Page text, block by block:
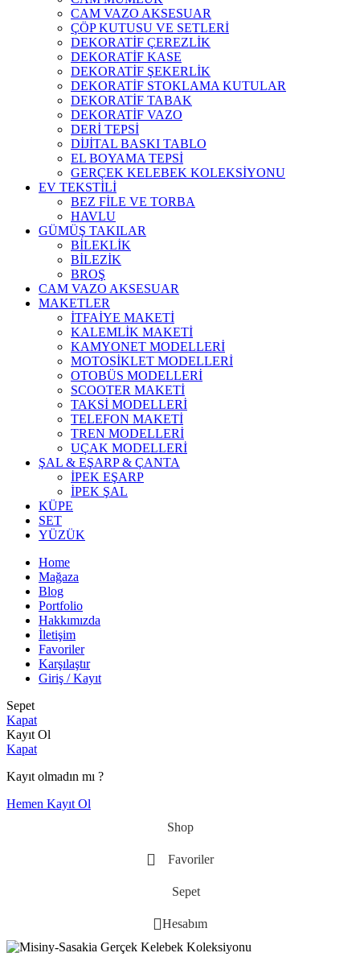
CAM VAZO AKSESUAR
ÇÖP KUTUSU VE SETLERİ
DEKORATİF ÇEREZLİK
DEKORATİF KASE
DEKORATİF ŞEKERLİK
DEKORATİF STOKLAMA KUTULAR
DEKORATİF TABAK
DEKORATİF VAZO
DERİ TEPSİ
DİJİTAL BASKI TABLO
EL BOYAMA TEPSİ
GERÇEK KELEBEK KOLEKSİYONU
EV TEKSTİLİ
BEZ FİLE VE TORBA
HAVLU
GÜMÜŞ TAKILAR
BİLEKLİK
BİLEZİK
BROŞ
CAM VAZO AKSESUAR
MAKETLER
İTFAİYE MAKETİ
KALEMLİK MAKETİ
KAMYONET MODELLERİ
MOTOSİKLET MODELLERİ
OTOBÜS MODELLERİ
SCOOTER MAKETİ
TAKSİ MODELLERİ
TELEFON MAKETİ
TREN MODELLERİ
UÇAK MODELLERİ
ŞAL & EŞARP & ÇANTA
İPEK EŞARP
İPEK ŞAL
KÜPE
SET
YÜZÜK
Home
Mağaza
Blog
Portfolio
Hakkımızda
İletişim
Favoriler
Karşılaştır
Giriş / Kayıt
Sepet
Kapat
Kayıt Ol
Kapat
Kayıt olmadın mı ?
Hemen Kayıt Ol
Shop
Favoriler
Sepet
Hesabım